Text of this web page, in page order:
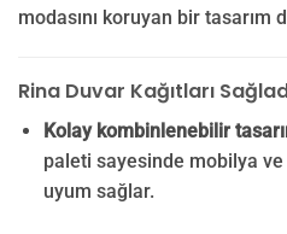
modasını koruyan bir tasarım
Rina Duvar Kağıtları
Kolay kombinlenebilir
paleti sayesinde mobilya
uyum sağlar.